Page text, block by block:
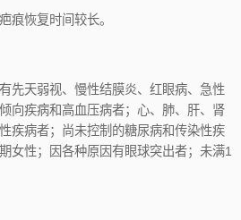
痕恢复时间较长。
先天弱视、慢性结膜炎、红眼病、急性
向疾病和高血压病者；心、肺、肝、肾
疾病者；尚未控制的糖尿病和传染性疾
女性；因各种原因有眼球突出者；未满1